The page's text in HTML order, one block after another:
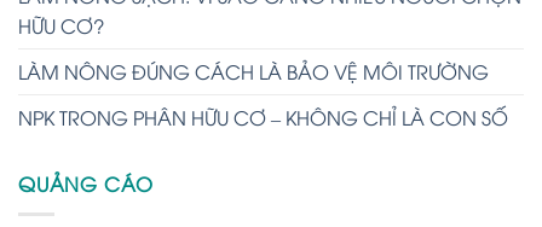
HỮU CƠ?
LÀM NÔNG ĐÚNG CÁCH LÀ BẢO VỆ MÔI TRƯỜNG
NPK TRONG PHÂN HỮU CƠ – KHÔNG CHỈ LÀ CON SỐ
QUẢNG CÁO